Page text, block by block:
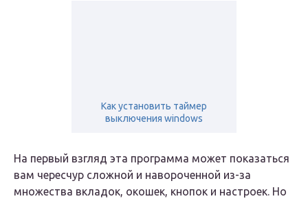
Как установить таймер
выключения windows
На первый взгляд эта программа может показаться
вам чересчур сложной и навороченной из-за
множества вкладок, окошек, кнопок и настроек. Но